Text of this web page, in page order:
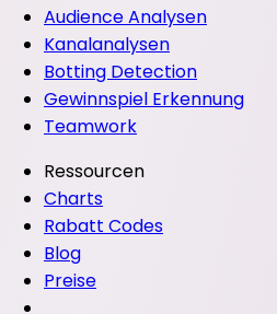
Audience Analysen
Kanalanalysen
Botting Detection
Gewinnspiel Erkennung
Teamwork
Ressourcen
Charts
Rabatt Codes
Blog
Preise